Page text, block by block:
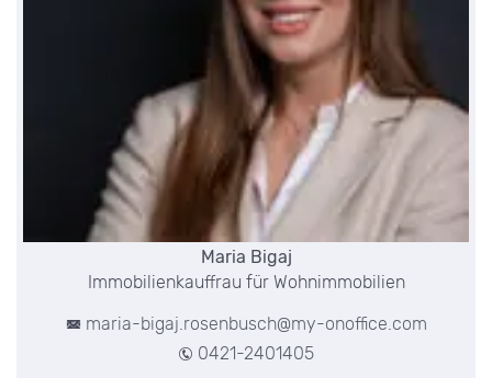
Maria Bigaj
Immobilienkauffrau für Wohnimmobilien
maria-bigaj.rosenbusch@my-onoffice.com
0421-2401405